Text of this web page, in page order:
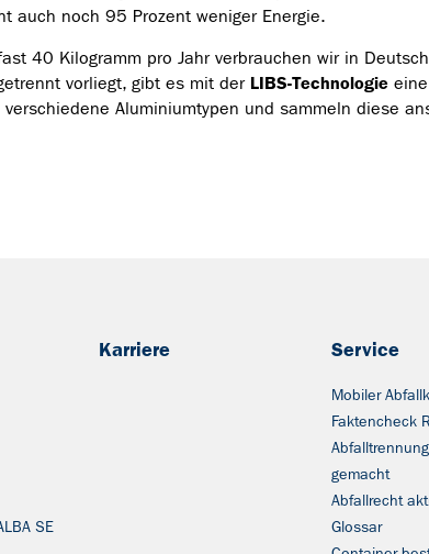
auch noch 95 Prozent weniger Energie.
40 Kilogramm pro Jahr verbrauchen wir in
vorliegt, gibt es mit der LIBS-Technologie
Aluminiumtypen und sammeln diese
SE
Karriere Service
Mobiler
Faktencheck
gemacht
Abfallrecht
Glossar